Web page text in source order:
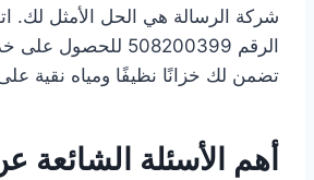
شركة الرسالة هي الحل الأمثل لك.
الرقم 508200399
تضمن لك خزانًا نظيفًا ومياه نقية
أهم الأسئلة الشائعة